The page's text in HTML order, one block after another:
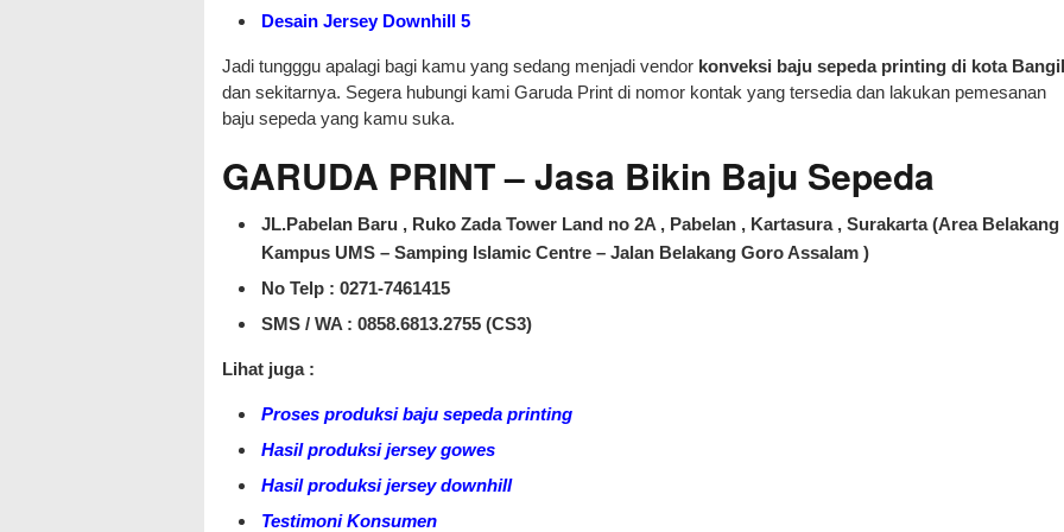
Desain Jersey Downhill 5
Jadi tungggu apalagi bagi kamu yang sedang menjadi vendor konveksi baju sepeda printing di kota Bangil
dan sekitarnya. Segera hubungi kami Garuda Print di nomor kontak yang tersedia dan lakukan pemesanan
baju sepeda yang kamu suka.
GARUDA PRINT – Jasa Bikin Baju Sepeda
JL.Pabelan Baru , Ruko Zada Tower Land no 2A , Pabelan , Kartasura , Surakarta (Area Belakang
Kampus UMS – Samping Islamic Centre – Jalan Belakang Goro Assalam )
No Telp : 0271-7461415
SMS / WA : 0858.6813.2755 (CS3)
Lihat juga :
Proses produksi baju sepeda printing
Hasil produksi jersey gowes
Hasil produksi jersey downhill
Testimoni Konsumen